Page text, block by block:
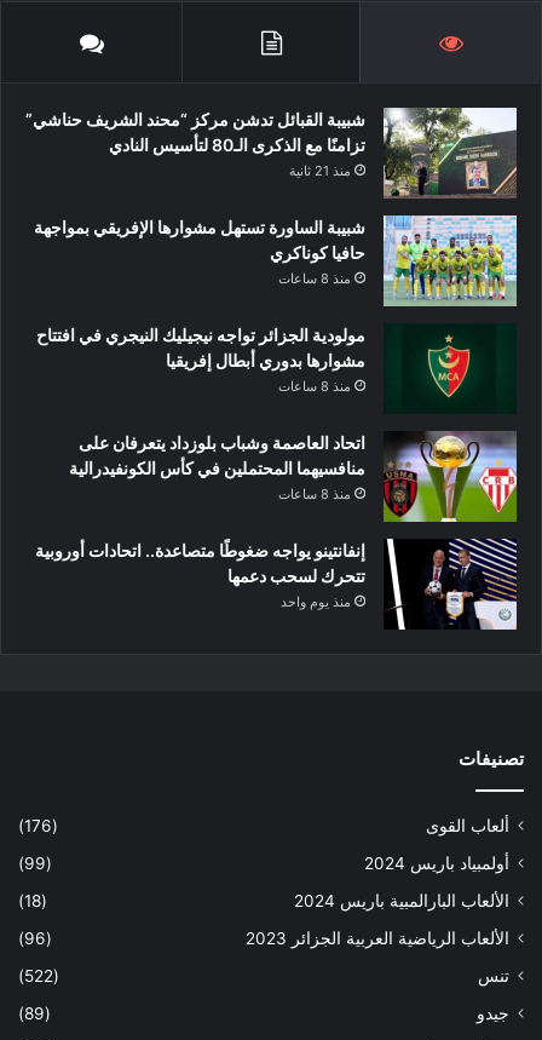
شبيبة القبائل تدشن مركز “محند الشريف حناشي”
تزامنًا مع الذكرى الـ80 لتأسيس النادي
منذ 21 ثانية
شبيبة الساورة تستهل مشوارها الإفريقي بمواجهة
حافيا كوناكري
منذ 8 ساعات
مولودية الجزائر تواجه نيجيليك النيجري في افتتاح
مشوارها بدوري أبطال إفريقيا
منذ 8 ساعات
اتحاد العاصمة وشباب بلوزداد يتعرفان على
منافسيهما المحتملين في كأس الكونفيدرالية
منذ 8 ساعات
إنفانتينو يواجه ضغوطًا متصاعدة.. اتحادات أوروبية
تتحرك لسحب دعمها
منذ يوم واحد
تصنيفات
ألعاب القوى
(176)
أولمبياد باريس 2024
(99)
الألعاب البارالمبية باريس 2024
(18)
الألعاب الرياضية العربية الجزائر 2023
(96)
تنس
(522)
جيدو
(89)